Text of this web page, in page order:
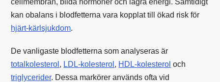
kan obalans i blodfetterna vara kopplat till ökad risk för
hjärt-kärlsjukdom.
De vanligaste blodfetterna som analyseras är
totalkolesterol , LDL-kolesterol , HDL-kolesterol och
triglycerider. Dessa markörer används ofta vid